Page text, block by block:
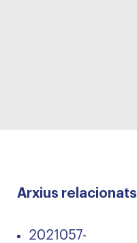
Arxius relacionats
2021057-